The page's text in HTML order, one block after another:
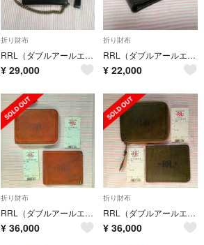
折り財布
RRL（ダブルアールエル）トラッカーウォレット
¥ 29,000
折り財布
RRL（ダブルアールエル）フルグレインレザーウォレット
¥ 22,000
折り財布
RRL（ダブルアールエル）レザージップウォレット&カードケース セット ブラウン
¥ 36,000
折り財布
RRL（ダブルアールエル）レザージップウォレット&カードケース セット グリーン
¥ 36,000